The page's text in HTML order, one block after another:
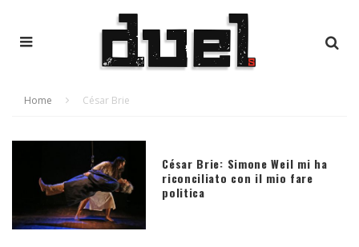
Home César Brie
César Brie: Simone Weil mi ha
riconciliato con il mio fare
politica